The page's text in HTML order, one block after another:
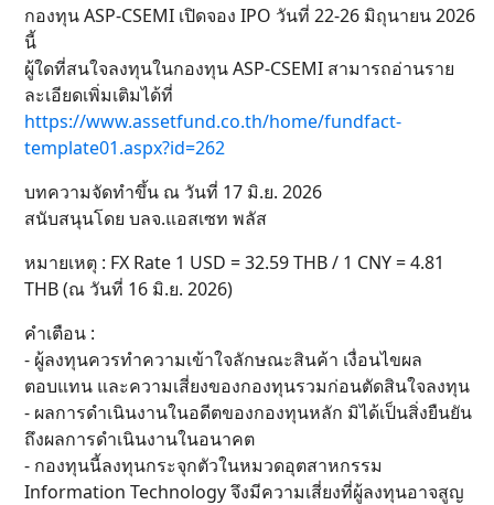
กองทุน ASP-CSEMI เปิดจอง IPO วันที่ 22-26 มิถุนายน 2026
นี้
ผู้ใดที่สนใจลงทุนในกองทุน ASP-CSEMI สามารถอ่านราย
ละเอียดเพิ่มเติมได้ที่
https://www.assetfund.co.th/home/fundfact-
template01.aspx?id=262
บทความจัดทำขึ้น ณ วันที่ 17 มิ.ย. 2026
สนับสนุนโดย บลจ.แอสเซท พลัส
หมายเหตุ : FX Rate 1 USD = 32.59 THB / 1 CNY = 4.81
THB (ณ วันที่ 16 มิ.ย. 2026)
คำเตือน :
- ผู้ลงทุนควรทำความเข้าใจลักษณะสินค้า เงื่อนไขผล
ตอบแทน และความเสี่ยงของกองทุนรวมก่อนตัดสินใจลงทุน
- ผลการดำเนินงานในอดีตของกองทุนหลัก มิได้เป็นสิ่งยืนยัน
ถึงผลการดำเนินงานในอนาคต
- กองทุนนี้ลงทุนกระจุกตัวในหมวดอุตสาหกรรม
Information Technology จึงมีความเสี่ยงที่ผู้ลงทุนอาจสูญ